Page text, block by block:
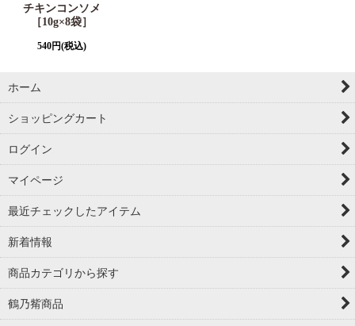
チキンコンソメ
［10g×8袋］
540円(税込)
ホーム
ショッピングカート
ログイン
マイページ
最近チェックしたアイテム
新着情報
商品カテゴリから探す
鶴乃觜商品